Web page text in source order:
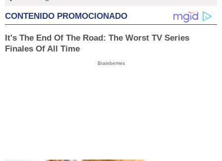
CONTENIDO PROMOCIONADO
It's The End Of The Road: The Worst TV Series
Finales Of All Time
Brainberries